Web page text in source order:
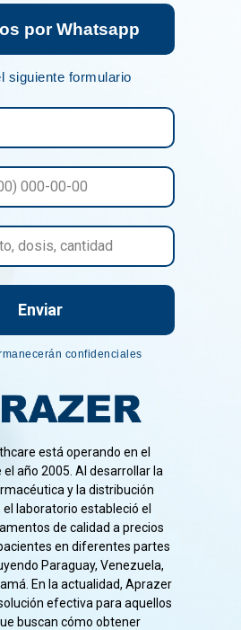
Enviar
confidenciales
siguiente formulario
por Whatsapp
está operando en el
año 2005. Al desarrollar la
y la distribución
laboratorio estableció el
de calidad a precios
en diferentes partes
Paraguay, Venezuela,
En la actualidad, Aprazer
efectiva para aquellos
buscan cómo obtener